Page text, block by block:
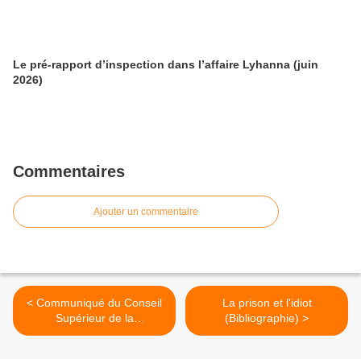
Le pré-rapport d’inspection dans l’affaire Lyhanna (juin
2026)
Commentaires
Ajouter un commentaire
< Communiqué du Conseil
Supérieur de la
Magistrature sur la situation
La prison et l'idiot
(Bibliographie) >